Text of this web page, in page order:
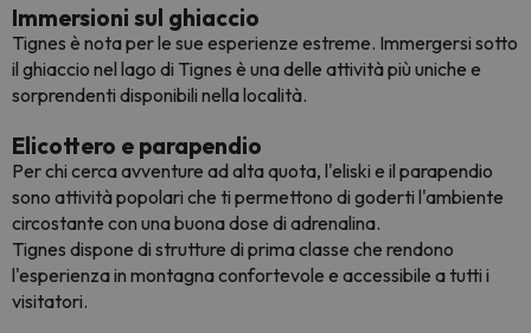
Immersioni sul ghiaccio
Tignes è nota per le sue esperienze estreme. Immergersi sotto
il ghiaccio nel lago di Tignes è una delle attività più uniche e
sorprendenti disponibili nella località.
Elicottero e parapendio
Per chi cerca avventure ad alta quota, l'eliski e il parapendio
sono attività popolari che ti permettono di goderti l'ambiente
circostante con una buona dose di adrenalina.
Tignes dispone di strutture di prima classe che rendono
l'esperienza in montagna confortevole e accessibile a tutti i
visitatori.